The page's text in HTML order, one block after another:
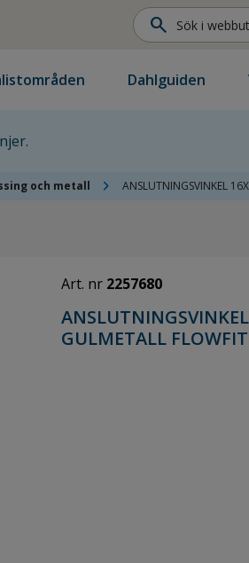
search
Dahlguiden
och metall chevron_right ANSLUTNINGSVINKEL
Art. nr 2257680
GULMETALL